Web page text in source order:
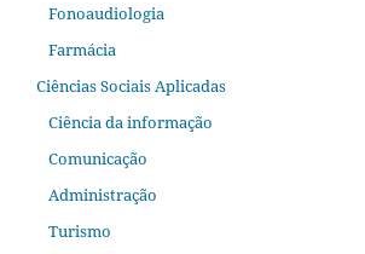
Fonoaudiologia
Farmácia
Ciências Sociais Aplicadas
Ciência da informação
Comunicação
Administração
Turismo